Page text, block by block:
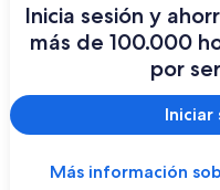
Inicia sesión y
más de 100.000
por
Iniciar
Más información